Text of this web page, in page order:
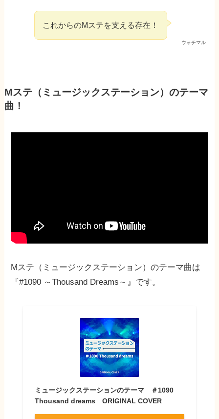
ウォチマル
これからのMステを支える存在！
Mステ（ミュージックステーション）のテーマ
曲！
Mステ（ミュージックステーション）のテーマ曲は
『#1090 ～Thousand Dreams～』です。
ミュージックステーションのテーマ ＃1090
Thousand dreams ORIGINAL COVER